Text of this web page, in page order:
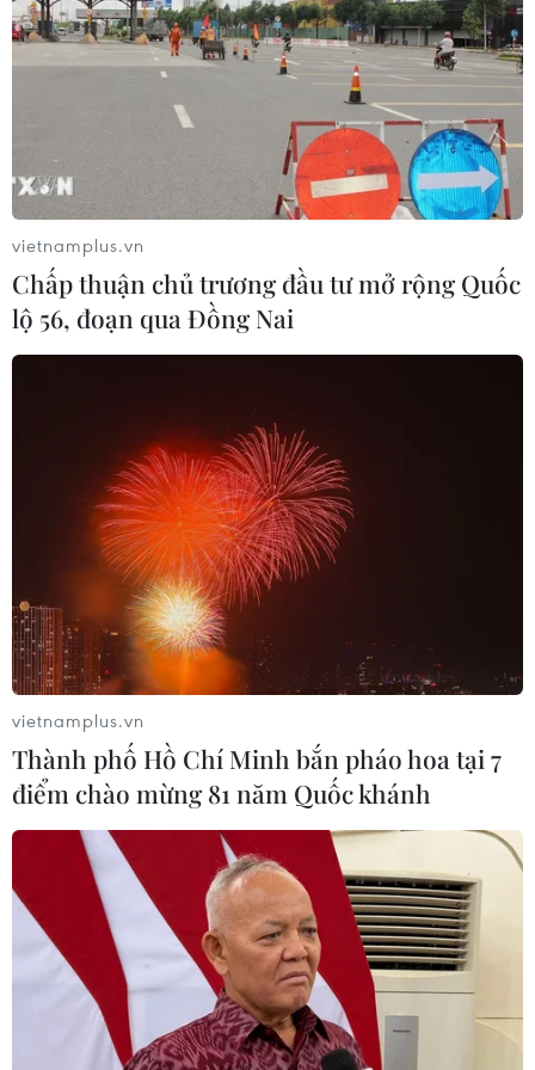
Đặc phái viên Mỹ tại Haiti từ chức liên
Trong đơn xin từ chức, ông Foote khẳng định ông sẽ
không liên quan đến quyết định "phản tác dụng" của
Chính phủ Mỹ trục xuất hàng nghìn người Haiti tị nạn và
nhập cư bất hợp pháp về nước.
Mỹ và Mexico tập trung giải quyết vấn đề
người di cư Haiti
10/10/2021 00:34
vietnamplus.vn
Chấp thuận chủ trương đầu tư mở rộng Quốc
lộ 56, đoạn qua Đồng Nai
vietnamplus.vn
Thành phố Hồ Chí Minh bắn pháo hoa tại 7
điểm chào mừng 81 năm Quốc khánh